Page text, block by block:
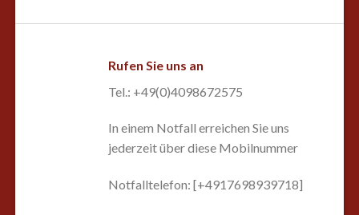
Rufen Sie uns an
Tel.: +49(0)4098672575
In einem Notfall erreichen Sie uns
jederzeit über diese Mobilnummer
Notfalltelefon: [+4917698939718]